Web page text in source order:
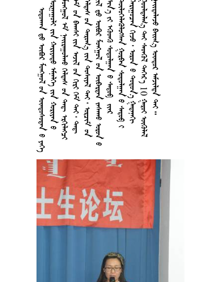
                                                  10       